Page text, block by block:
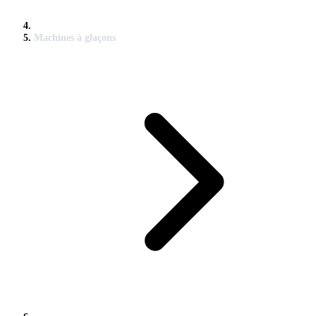
Machines à glaçons